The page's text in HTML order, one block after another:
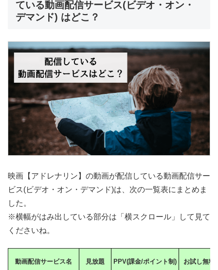
ている動画配信サービス(ビデオ・オン・
デマンド) はどこ？
映画【アドレナリン】の動画が配信している動画配信サー
ビス(ビデオ・オン・デマンド)は、次の一覧表にまとめま
した。
※横幅がはみ出している部分は「横スクロール」して見て
くださいね。
動画配信サービス名 見放題 PPV(課金/ポイント制) お試し無料